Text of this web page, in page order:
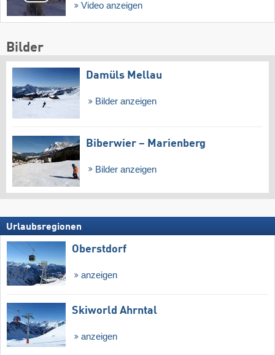
Video anzeigen
Bilder
Damüls Mellau
Bilder anzeigen
Biberwier – Marienberg
Bilder anzeigen
Urlaubsregionen
Oberstdorf
anzeigen
Skiworld Ahrntal
anzeigen